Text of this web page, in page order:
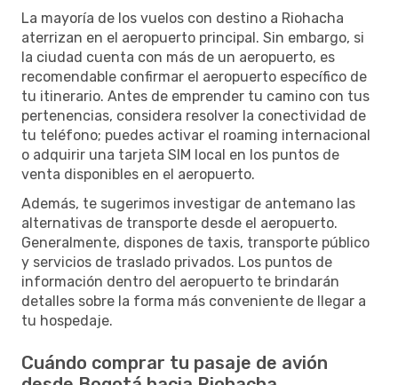
La mayoría de los vuelos con destino a Riohacha
aterrizan en el aeropuerto principal. Sin embargo, si
la ciudad cuenta con más de un aeropuerto, es
recomendable confirmar el aeropuerto específico de
tu itinerario. Antes de emprender tu camino con tus
pertenencias, considera resolver la conectividad de
tu teléfono; puedes activar el roaming internacional
o adquirir una tarjeta SIM local en los puntos de
venta disponibles en el aeropuerto.
Además, te sugerimos investigar de antemano las
alternativas de transporte desde el aeropuerto.
Generalmente, dispones de taxis, transporte público
y servicios de traslado privados. Los puntos de
información dentro del aeropuerto te brindarán
detalles sobre la forma más conveniente de llegar a
tu hospedaje.
Cuándo comprar tu pasaje de avión